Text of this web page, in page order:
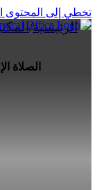
تخطي إلى المحتوى
الرئيسية/
الصلاة